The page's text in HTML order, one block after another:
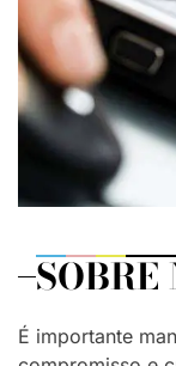
SOBRE
É importante